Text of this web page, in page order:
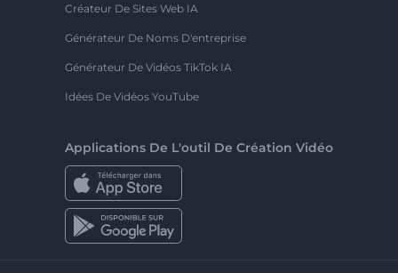
Créateur De Sites Web IA
Générateur De Noms D'entreprise
Générateur De Vidéos TikTok IA
Idées De Vidéos YouTube
Applications De L'outil De Création Vidéo